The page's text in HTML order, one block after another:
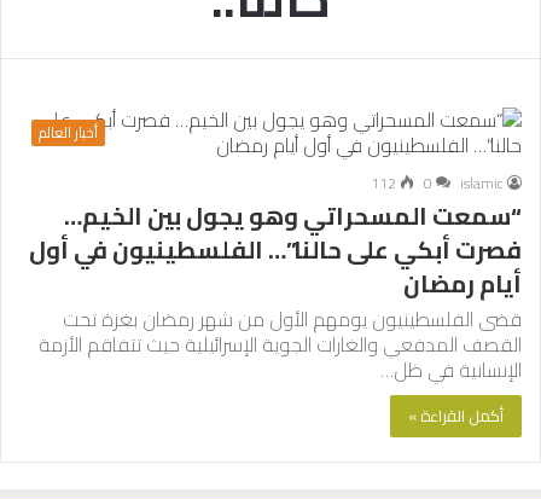
أخبار العالم
islamic
0
112
“سمعت المسحراتي وهو يجول بين الخيم…
فصرت أبكي على حالنا”… الفلسطينيون في أول
أيام رمضان
قضى الفلسطينيون يومهم الأول من شهر رمضان بغزة تحت
القصف المدفعي والغارات الجوية الإسرائيلية حيث تتفاقم الأزمة
الإنسانية في ظل…
أكمل القراءة »